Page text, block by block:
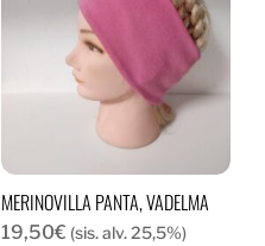
MERINOVILLA PANTA, VADELMA
19,50€ (sis. alv. 25,5%)